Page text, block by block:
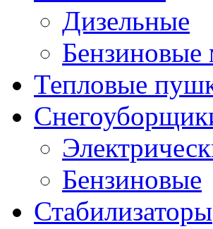
Дизельные
Бензиновые
Тепловые
Бензиновые
Стабилизаторы